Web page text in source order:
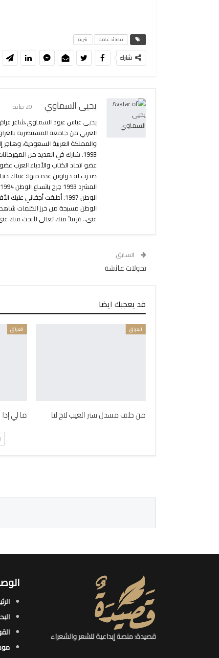
قصائد عامه نثريه
شارك
يحيى السماوي 20 مادة
1993. شارك في العديد من
عضو اتحاد الكتاب والأدباء العرب
الوطن 1997. أطبقت أجفاني
الوطن مسبحة من خرز الكلمات شاهدة
عني.. قريبا ً منك تعالي لأبحث فيك
السابق
تحولات عائشة
قد يعجبك ايضا
العراق
من خلف مسدل ستر الغيب لاح لنا
العراق
ما لي
قصيدة: منصة إبداعية للشعر والشعراء